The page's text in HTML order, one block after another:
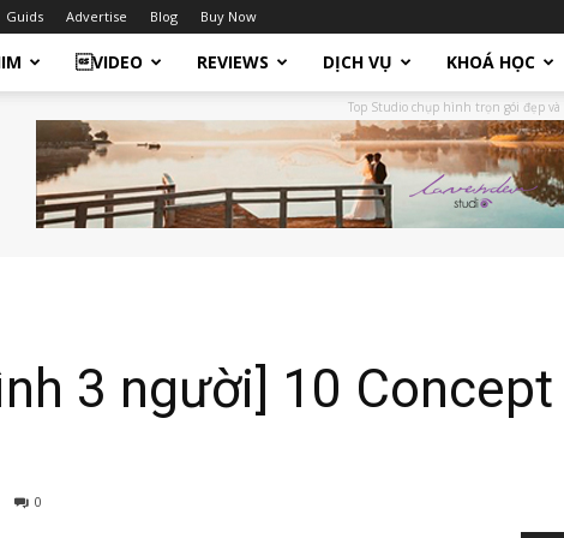
Guids Advertise Blog Buy Now
VIDEO REVIEWS DỊCH VỤ KHOÁ HỌC
Top Studio chụp hình trọn gói đẹp
3 người] 10
0